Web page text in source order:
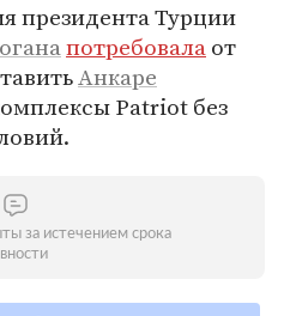
президента Турции
потребовалаот
Анкаре
Patriot без
за истечением срока